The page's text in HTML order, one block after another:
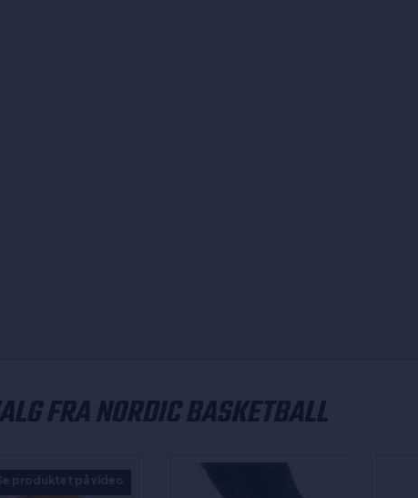
FRA NORDIC BASKETBALL
produktet på video